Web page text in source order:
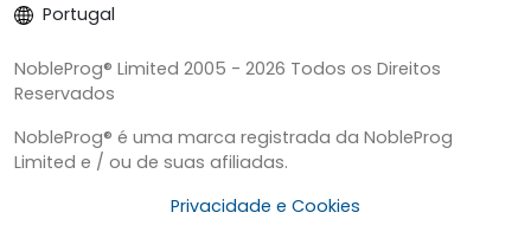
Portugal
NobleProg® Limited 2005 - 2026 Todos os Direitos
Reservados
NobleProg® é uma marca registrada da NobleProg
Limited e / ou de suas afiliadas.
Privacidade e Cookies